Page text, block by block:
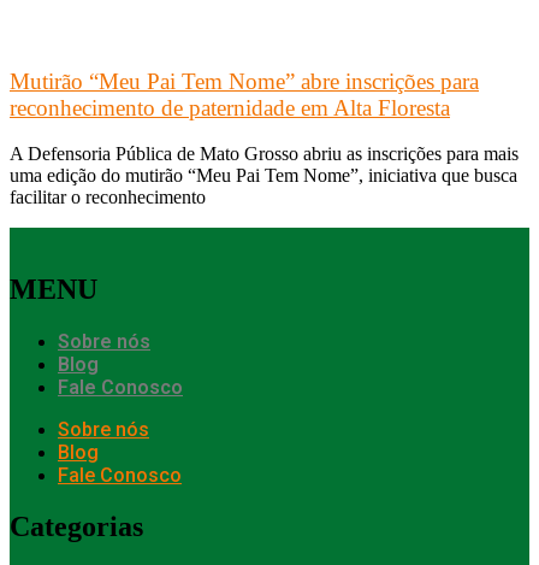
Mutirão “Meu Pai Tem Nome” abre inscrições para
reconhecimento de paternidade em Alta Floresta
A Defensoria Pública de Mato Grosso abriu as inscrições para mais
uma edição do mutirão “Meu Pai Tem Nome”, iniciativa que busca
facilitar o reconhecimento
MENU
Sobre nós
Blog
Fale Conosco
Sobre nós
Blog
Fale Conosco
Categorias